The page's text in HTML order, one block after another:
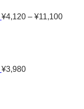
¥4,120 – ¥11,100–
¥3,980